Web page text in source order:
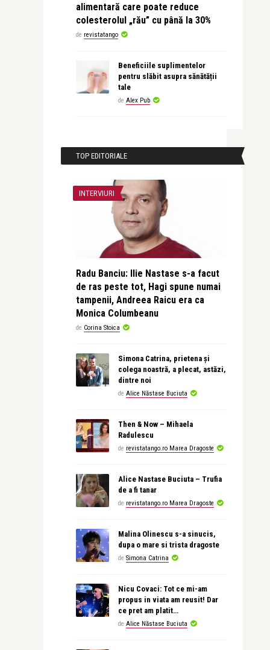
alimentară care poate reduce
colesterolul „rău” cu până la 30%
de revistatango
Beneficiile suplimentelor
pentru slăbit asupra sănătății
tale
de Alex Pub
TOP EDITORIALE
INTERVIURI
Radu Banciu: Ilie Nastase s-a facut
de ras peste tot, Hagi spune numai
tampenii, Andreea Raicu era ca
Monica Columbeanu
de Corina Stoica
Simona Catrina, prietena și
colega noastră, a plecat, astăzi,
dintre noi
de Alice Năstase Buciuta
Then & Now – Mihaela
Radulescu
de revistatango.ro Marea Dragoste
Alice Nastase Buciuta – Trufia
de a fi tanar
de revistatango.ro Marea Dragoste
Malina Olinescu s-a sinucis,
dupa o mare si trista dragoste
de Simona Catrina
Nicu Covaci: Tot ce mi-am
propus in viata am reusit! Dar
ce pret am platit…
de Alice Năstase Buciuta